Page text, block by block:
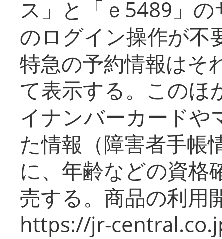
ス」と「ｅ5489」
のログイン操作が不
特急の予約情報はそ
て表示する。このほ
イナンバーカードや
た情報（障害者手帳
に、年齢などの資格
売する。商品の利用
https://jr-